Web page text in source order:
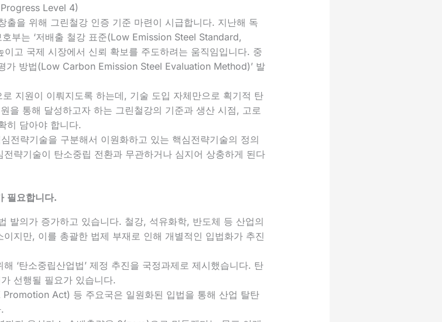
Level 4)
출을 위해 그린철강 인증 기준 마련이 시급합니다. 지난해 독
부는 ‘저배출 철강 표준(Low Emission Steel Standard,
이고 국제 시장에서 신뢰 확보를 주도하려는 움직임입니다. 중
가 방법(Low Carbon Emission Steel Evaluation Method)’ 발
로 지원이 이뤄지도록 하는데, 기술 도입 자체만으로 획기적 탄
을 통해 달성하고자 하는 그린철강의 기준과 생산 시점, 고로
히 담아야 합니다.
전략기술을 구분해서 이원화하고 있는 핵심전략기술의 정의
략기술이 탄소중립 전환과 무관하거나 심지어 상충하게 된다
필요합니다.
발의가 증가하고 있습니다. 철강, 석유화학, 반도체 등 산업의
지만, 이를 총괄한 법제 부재로 인해 개별적인 입법화가 추진
‘탄소중립산업법’ 제정 추진을 국정과제로 제시했습니다. 탄
선행될 필요가 있습니다.
Act) 등 주요국은 일원화된 입법을 통해 산업 탈탄